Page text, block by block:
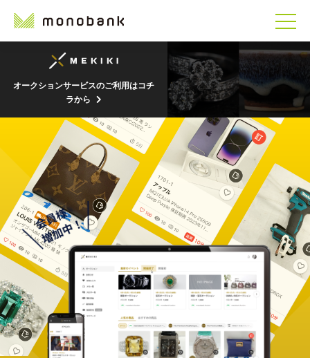
オークションサービスのご利用はコチ
ラから